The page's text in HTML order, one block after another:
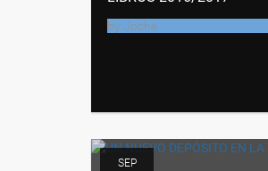
by Joche
SEP